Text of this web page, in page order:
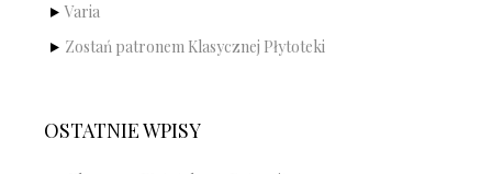
Varia
Zostań patronem Klasycznej Płytoteki
OSTATNIE WPISY